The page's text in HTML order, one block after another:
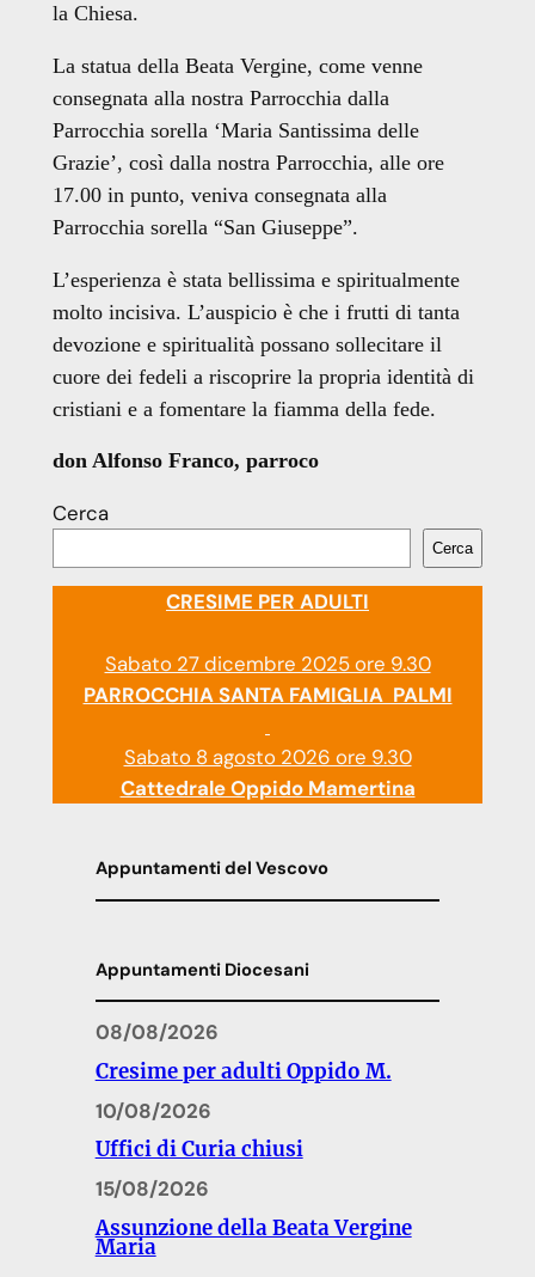
la Chiesa.
La statua della Beata Vergine, come venne
consegnata alla nostra Parrocchia dalla
Parrocchia sorella ‘Maria Santissima delle
Grazie’, così dalla nostra Parrocchia, alle ore
17.00 in punto, veniva consegnata alla
Parrocchia sorella “San Giuseppe”.
L’esperienza è stata bellissima e spiritualmente
molto incisiva. L’auspicio è che i frutti di tanta
devozione e spiritualità possano sollecitare il
cuore dei fedeli a riscoprire la propria identità di
cristiani e a fomentare la fiamma della fede.
don Alfonso Franco, parroco
Cerca
Cerca
CRESIME PER ADULTI
Sabato 27 dicembre 2025 ore 9.30
PARROCCHIA SANTA FAMIGLIA PALMI
Sabato 8 agosto 2026 ore 9.30
Cattedrale Oppido Mamertina
Appuntamenti del Vescovo
Appuntamenti Diocesani
08/08/2026
Cresime per adulti Oppido M.
10/08/2026
Uffici di Curia chiusi
15/08/2026
Assunzione della Beata Vergine
Maria